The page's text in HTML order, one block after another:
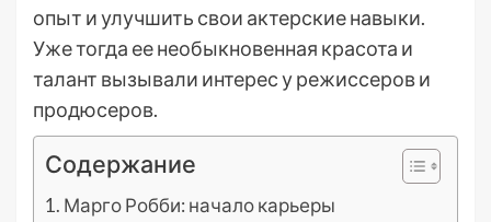
опыт и улучшить свои актерские навыки.
Уже тогда ее необыкновенная красота и
талант вызывали интерес у режиссеров и
продюсеров.
Содержание
Марго Робби: начало карьеры